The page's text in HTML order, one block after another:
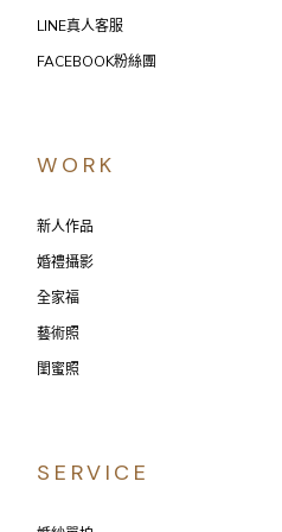
LINE真人客服
FACEBOOK粉絲團
WORK
新人作品
婚禮攝影
全家福
藝術照
閨蜜照
SERVICE